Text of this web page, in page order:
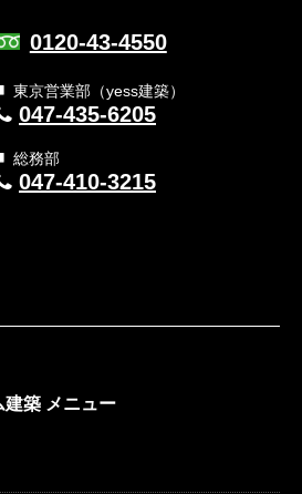
0120-43-4550
東京営業部（yess建築）
047-435-6205
総務部
047-410-3215
築 メニュー